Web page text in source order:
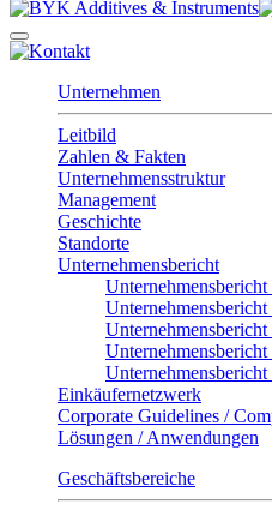
Unternehmen
Leitbild
Zahlen & Fakten
Unternehmensstruktur
Management
Geschichte
Standorte
Unternehmensbericht
Unternehmensbericht
Unternehmensbericht
Unternehmensbericht
Unternehmensbericht
Einkäufernetzwerk
Corporate Guidelines /
Lösungen / Anwendungen
Geschäftsbereiche